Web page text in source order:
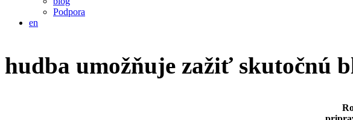
Podpora
en
hudba umožňuje zažiť skutočnú